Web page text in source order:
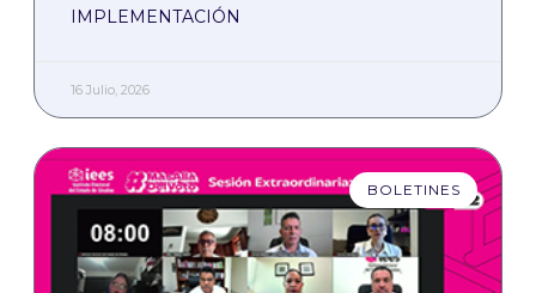
IMPLEMENTACIÓN
16 Julio, 2026
BOLETINES